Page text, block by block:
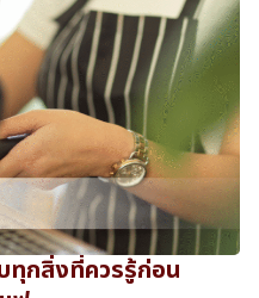
ทุกสิ่งที่ควรรู้ก่อน